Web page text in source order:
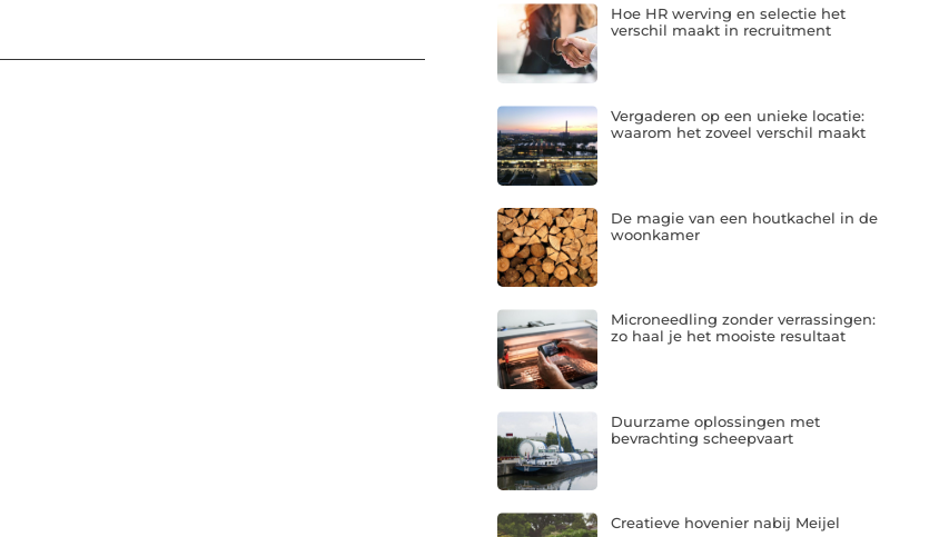
Hoe HR werving en selectie het
verschil maakt in recruitment
Vergaderen op een unieke locatie:
waarom het zoveel verschil maakt
De magie van een houtkachel in de
woonkamer
Microneedling zonder verrassingen:
zo haal je het mooiste resultaat
Duurzame oplossingen met
bevrachting scheepvaart
Creatieve hovenier nabij Meijel